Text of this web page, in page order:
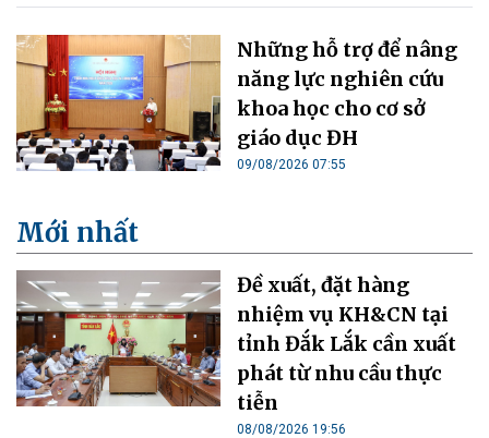
Những hỗ trợ để nâng
năng lực nghiên cứu
khoa học cho cơ sở
giáo dục ĐH
09/08/2026 07:55
Mới nhất
Đề xuất, đặt hàng
nhiệm vụ KH&CN tại
tỉnh Đắk Lắk cần xuất
phát từ nhu cầu thực
tiễn
08/08/2026 19:56